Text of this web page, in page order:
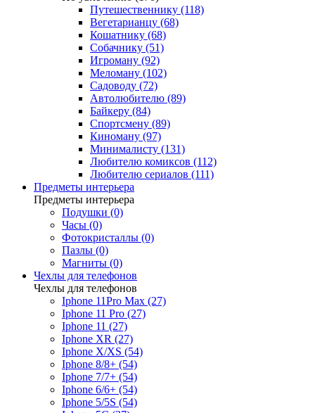
Путешественнику (118)
Вегетарианцу (68)
Кошатнику (68)
Собачнику (51)
Игроману (92)
Меломану (102)
Садоводу (72)
Автолюбителю (89)
Байкеру (84)
Спортсмену (89)
Киноману (97)
Минималисту (131)
Любителю комиксов (112)
Любителю сериалов (111)
Предметы интерьера
Предметы интерьера
Подушки (0)
Часы (0)
Фотокристаллы (0)
Пазлы (0)
Магниты (0)
Чехлы для телефонов
Чехлы для телефонов
Iphone 11Pro Max (27)
Iphone 11 Pro (27)
Iphone 11 (27)
Iphone XR (27)
Iphone X/XS (54)
Iphone 8/8+ (54)
Iphone 7/7+ (54)
Iphone 6/6+ (54)
Iphone 5/5S (54)